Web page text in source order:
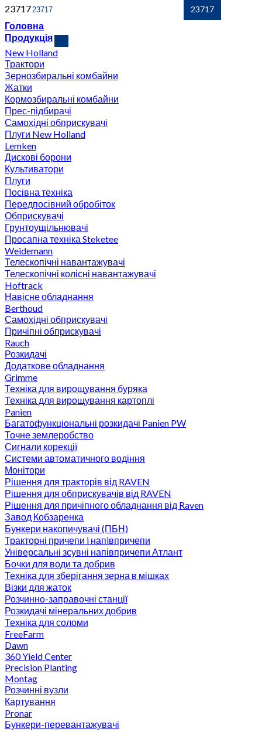
23717
Головна
Продукція
New Holland
Трактори
Зернозбиральні комбайни
Жатки
Кормозбиральні комбайни
Прес-підбирачі
Самохідні обприскувачі
Плуги New Holland
Lemken
Дискові борони
Культиватори
Плуги
Посівна техніка
Передпосівний обробіток
Обприскувачі
Грунтоущільнювачі
Просапна техніка Steketee
Weidemann
Телескопічні навантажувачі
Телескопічні колісні навантажувачі
Hoftrack
Навісне обладнання
Berthoud
Самохідні обприскувачі
Причіпні обприскувачі
Rauch
Розкидачі
Додаткове обладнання
Grimme
Техніка для вирощування буряка
Техніка для вирощування картоплі
Panien
Багатофункціональні розкидачі Panien PW
Точне землеробство
Сигнали корекції
Системи автоматичного водіння
Монітори
Рішення для тракторів від RAVEN
Рішення для обприскувачів від RAVEN
Рішення для причіпного обладнання від Raven
Завод Кобзаренка
Бункери накопичувачі (ПБН)
Тракторні причепи i напiвпричепи
Універсальні зсувні напівпричепи Атлант
Бочки для води та добрив
Техніка для зберігання зерна в мішках
Візки для жаток
Розчинно-заправочні станції
Розкидачі мінеральних добрив
Техніка для соломи
FreeFarm
Dawn
360 Yield Center
Precision Planting
Montag
Розчинні вузли
Картування
Pronar
Бункери-перевантажувачі